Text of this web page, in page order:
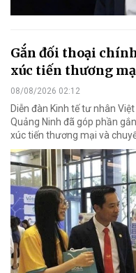
Gắn đối thoại
xúc tiến thương
08/08/2026 02:12
Diễn đàn Kinh tế tư nhân
Quảng Ninh đã góp phần
xúc tiến thương mại và